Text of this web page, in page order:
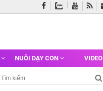
NUÔI DẠY CON VIDEO